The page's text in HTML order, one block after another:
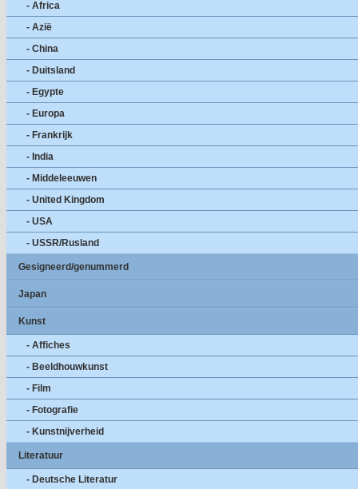
- Africa
- Azië
- China
- Duitsland
- Egypte
- Europa
- Frankrijk
- India
- Middeleeuwen
- United Kingdom
- USA
- USSR/Rusland
Gesigneerd/genummerd
Japan
Kunst
- Affiches
- Beeldhouwkunst
- Film
- Fotografie
- Kunstnijverheid
Literatuur
- Deutsche Literatur